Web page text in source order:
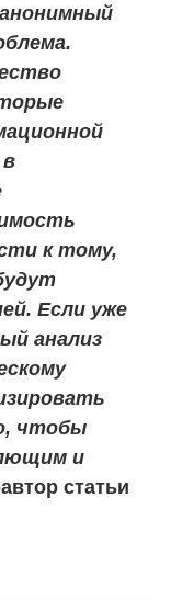
к тому,
Если уже
анализ
чтобы
и
статьи